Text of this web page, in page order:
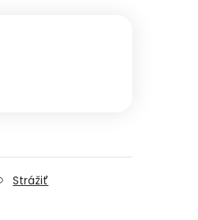
Strážiť